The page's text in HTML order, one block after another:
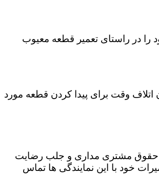
را در راستای تعمیر قطعه معیوب
اتلاف وقت برای پیدا کردن قطعه مورد
حقوق مشتری مداری و جلب رضایت
خود با این نمایندگی ها تماس